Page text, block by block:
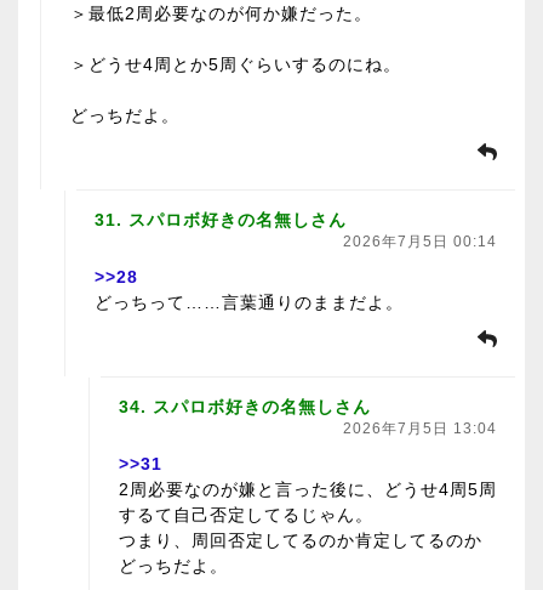
＞最低2周必要なのが何か嫌だった。
＞どうせ4周とか5周ぐらいするのにね。
どっちだよ。
31. スパロボ好きの名無しさん
2026年7月5日 00:14
>>28
どっちって……言葉通りのままだよ。
34. スパロボ好きの名無しさん
2026年7月5日 13:04
>>31
2周必要なのが嫌と言った後に、どうせ4周5周
するて自己否定してるじゃん。
つまり、周回否定してるのか肯定してるのか
どっちだよ。